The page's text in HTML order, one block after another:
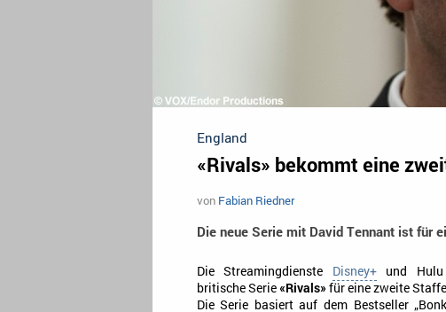
England
«Rivals» bekommt eine
von Fabian Riedner
Die neue Serie mit David Tennant ist für
Die Streamingdienste Disney+und Hulu
britische Serie«Rivals» für eine zweite
Die Serie basiert auf dem Bestseller